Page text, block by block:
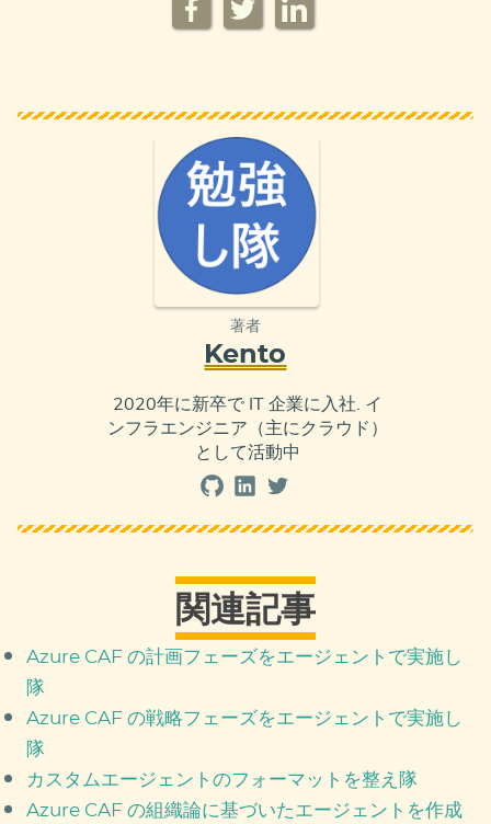
著者
Kento
2020年に新卒で IT 企業に入社. イ
ンフラエンジニア（主にクラウド）
として活動中
関連記事
Azure CAF の計画フェーズをエージェントで実施し
隊
Azure CAF の戦略フェーズをエージェントで実施し
隊
カスタムエージェントのフォーマットを整え隊
Azure CAF の組織論に基づいたエージェントを作成